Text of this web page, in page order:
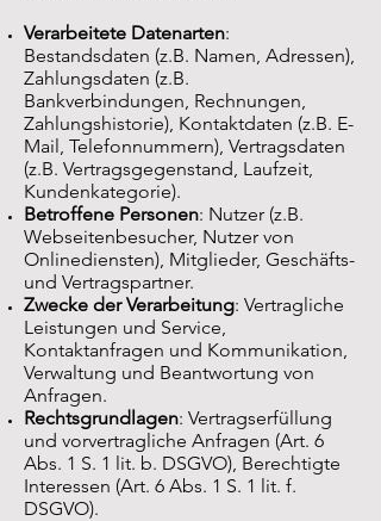
Verarbeitete Datenarten:
Bestandsdaten (z.B. Namen, Adressen),
Zahlungsdaten (z.B.
Bankverbindungen, Rechnungen,
Zahlungshistorie), Kontaktdaten (z.B. E-
Mail, Telefonnummern), Vertragsdaten
(z.B. Vertragsgegenstand, Laufzeit,
Kundenkategorie).
Betroffene Personen: Nutzer (z.B.
Webseitenbesucher, Nutzer von
Onlinediensten), Mitglieder, Geschäfts-
und Vertragspartner.
Zwecke der Verarbeitung: Vertragliche
Leistungen und Service,
Kontaktanfragen und Kommunikation,
Verwaltung und Beantwortung von
Anfragen.
Rechtsgrundlagen: Vertragserfüllung
und vorvertragliche Anfragen (Art. 6
Abs. 1 S. 1 lit. b. DSGVO), Berechtigte
Interessen (Art. 6 Abs. 1 S. 1 lit. f.
DSGVO).